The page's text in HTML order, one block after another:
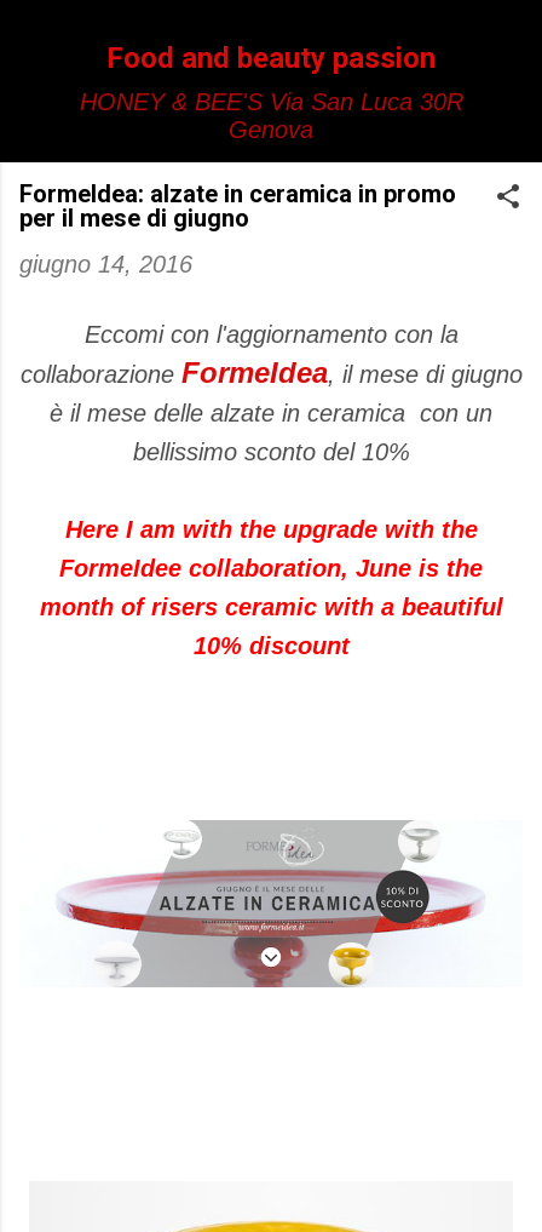
Food and beauty passion
HONEY & BEE'S Via San Luca 30R
Genova
FormeIdea: alzate in ceramica in promo
per il mese di giugno
giugno 14, 2016
Eccomi con l'aggiornamento con la
collaborazione FormeIdea, il mese di giugno
è il mese delle alzate in ceramica con un
bellissimo sconto del 10%
Here I am with the upgrade with the
FormeIdee collaboration, June is the
month of risers ceramic with a beautiful
10% discount